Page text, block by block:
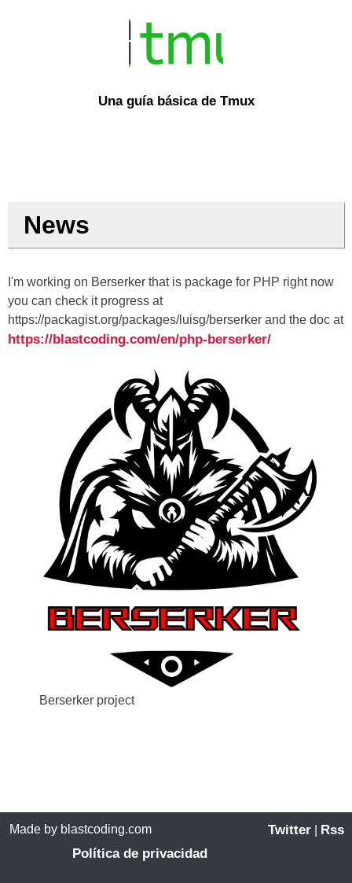
Una guía básica de Tmux
News
I'm working on Berserker that is package for PHP right now
you can check it progress at
https://packagist.org/packages/luisg/berserker and the doc at
https://blastcoding.com/en/php-berserker/
Berserker project
Made by blastcoding.com Twitter
Rss
Política de privacidad